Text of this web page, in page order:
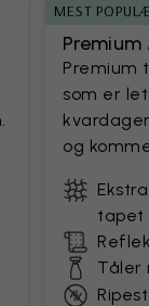
MEST
Premium
som er
og
tapet
Tåler